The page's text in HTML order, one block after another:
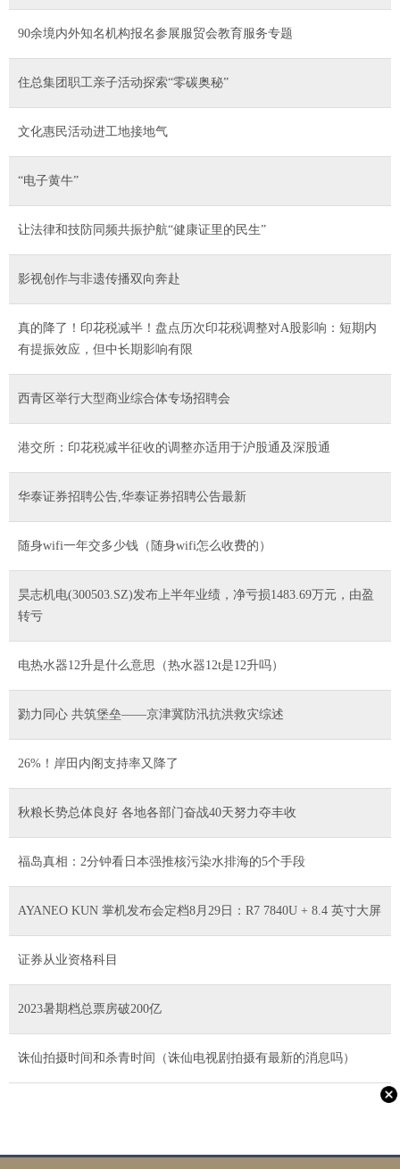
90余境内外知名机构报名参展服贸会教育服务专题
住总集团职工亲子活动探索“零碳奥秘”
文化惠民活动进工地接地气
“电子黄牛”
让法律和技防同频共振护航“健康证里的民生”
影视创作与非遗传播双向奔赴
真的降了！印花税减半！盘点历次印花税调整对A股影响：短期内
有提振效应，但中长期影响有限
西青区举行大型商业综合体专场招聘会
港交所：印花税减半征收的调整亦适用于沪股通及深股通
华泰证券招聘公告,华泰证券招聘公告最新
随身wifi一年交多少钱（随身wifi怎么收费的）
昊志机电(300503.SZ)发布上半年业绩，净亏损1483.69万元，由盈
转亏
电热水器12升是什么意思（热水器12t是12升吗）
勠力同心 共筑堡垒——京津冀防汛抗洪救灾综述
26%！岸田内阁支持率又降了
秋粮长势总体良好 各地各部门奋战40天努力夺丰收
福岛真相：2分钟看日本强推核污染水排海的5个手段
AYANEO KUN 掌机发布会定档8月29日：R7 7840U + 8.4 英寸大屏
证券从业资格科目
2023暑期档总票房破200亿
诛仙拍摄时间和杀青时间（诛仙电视剧拍摄有最新的消息吗）